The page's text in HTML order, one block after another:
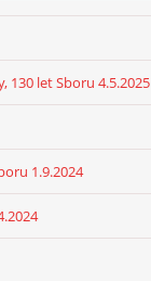
130 let Sboru 4.5.2025
1.9.2024